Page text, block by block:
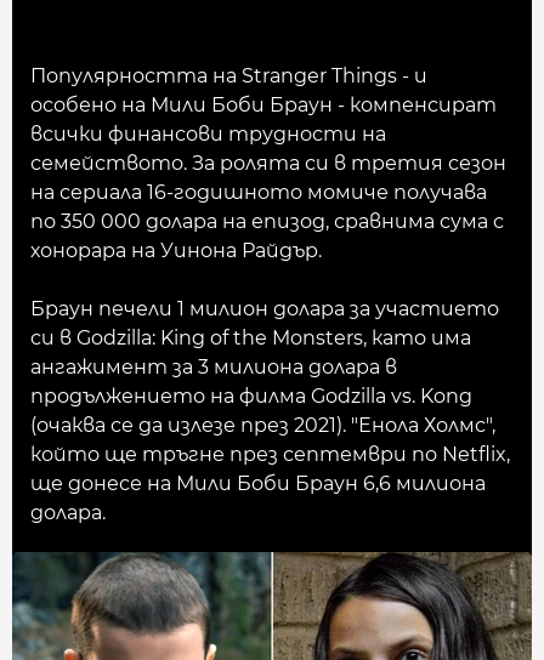
Популярността на Stranger Things - и
особено на Мили Боби Браун - компенсират
всички финансови трудности на
семейството. За ролята си в третия сезон
на сериала 16-годишното момиче получава
по 350 000 долара на епизод, сравнима сума с
хонорара на Уинона Райдър.
Браун печели 1 милион долара за участието
си в Godzilla: King of the Monsters, като има
ангажимент за 3 милиона долара в
продължението на филма Godzilla vs. Kong
(очаква се да излезе през 2021). "Енола Холмс",
който ще тръгне през септември по Netflix,
ще донесе на Мили Боби Браун 6,6 милиона
долара.